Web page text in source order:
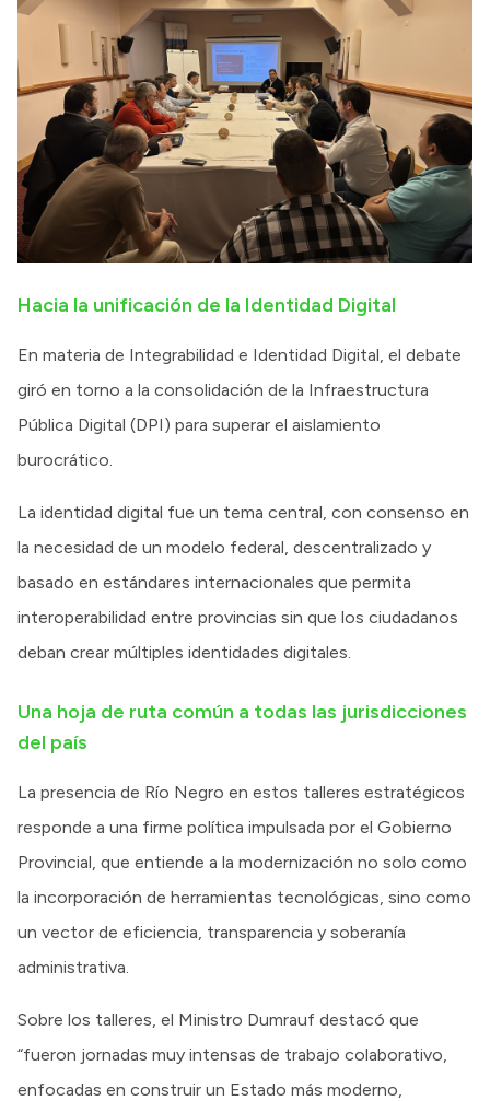
Hacia la unificación de la Identidad Digital
En materia de Integrabilidad e Identidad Digital, el debate
giró en torno a la consolidación de la Infraestructura
Pública Digital (DPI) para superar el aislamiento
burocrático.
La identidad digital fue un tema central, con consenso en
la necesidad de un modelo federal, descentralizado y
basado en estándares internacionales que permita
interoperabilidad entre provincias sin que los ciudadanos
deban crear múltiples identidades digitales.
Una hoja de ruta común a todas las jurisdicciones
del país
La presencia de Río Negro en estos talleres estratégicos
responde a una firme política impulsada por el Gobierno
Provincial, que entiende a la modernización no solo como
la incorporación de herramientas tecnológicas, sino como
un vector de eficiencia, transparencia y soberanía
administrativa.
Sobre los talleres, el Ministro Dumrauf destacó que
“fueron jornadas muy intensas de trabajo colaborativo,
enfocadas en construir un Estado más moderno,